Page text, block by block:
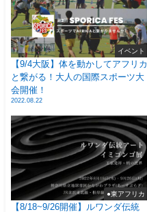
イベント
【9/4大阪】体を動かしてアフリカ
と繋がる！大人の国際スポーツ大
会開催！
2022.08.22
●東アフリカ
【8/18~9/26開催】ルワンダ伝統